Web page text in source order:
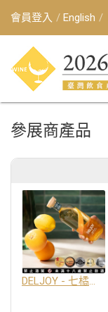
會員登入 English
參展商產品
DELJOY - 七橘干邑利口酒 24%